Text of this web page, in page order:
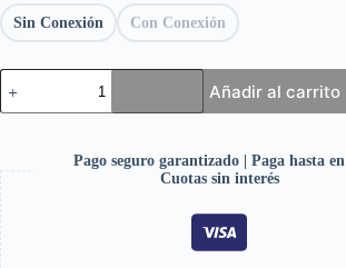
Sin Conexión Con Conexión
Añadir al carrito
Pago seguro garantizado | Paga hasta
Cuotas sin interés